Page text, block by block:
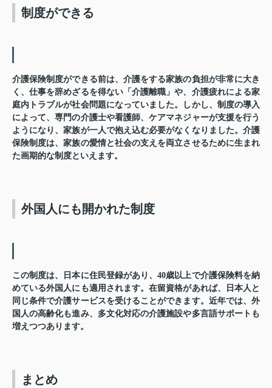
制度ができる
介護保険制度ができる前は、介護をする家族の負担が非常に大き
く、仕事を辞めざるを得ない「介護離職」や、介護疲れによる家
庭内トラブルが社会問題になっていました。しかし、制度の導入
によって、専門の介護士や看護師、ケアマネジャーが支援を行う
ようになり、家族が一人で抱え込む必要がなくなりました。介護
保険制度は、家族の愛情と社会の支えを両立させるために生まれ
た画期的な制度といえます。
外国人にも開かれた制度
この制度は、日本に住民登録があり、40歳以上で介護保険料を納
めている外国人にも適用されます。在留資格があれば、日本人と
同じ条件で介護サービスを受けることができます。近年では、外
国人の高齢化も進み、多文化対応の介護施設や多言語サポートも
増えつつあります。
まとめ